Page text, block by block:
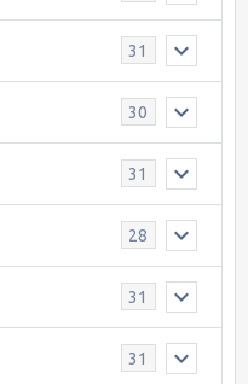
31
30
31
28
31
31